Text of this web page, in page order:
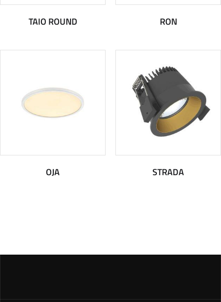
TAIO ROUND RON
OJA STRADA